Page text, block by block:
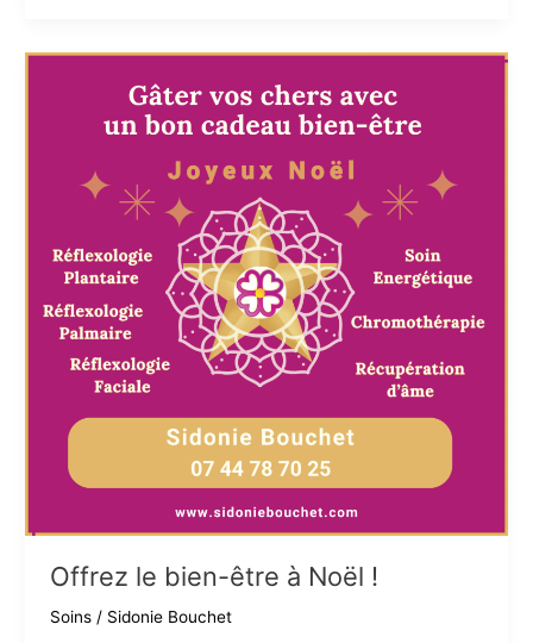
Offrez le bien-être à Noël !
Soins/ Sidonie Bouchet